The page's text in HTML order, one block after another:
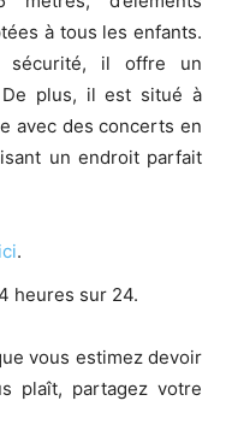
à tous les enfants.
sécurité, il offre un
plus, il est situé à
avec des concerts en
un endroit parfait
ici.
heures sur 24.
vous estimez devoir
plaît, partagez votre